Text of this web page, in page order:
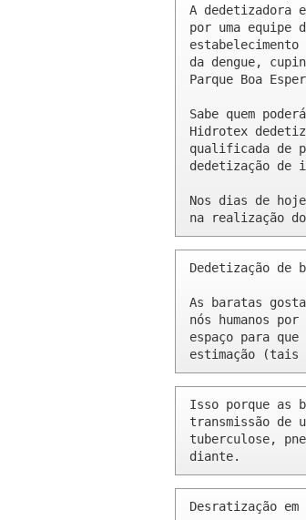
A dedetizadora
por uma equipe
da dengue,
Parque Boa
Sabe quem
Hidrotex
qualificada de
dedetização de
Nos dias de
na realização
Dedetização de
As baratas
nós humanos
espaço para
estimação (tais
Isso porque as
transmissão de
tuberculose,
diante.
Desratização